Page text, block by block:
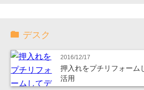
デスク
2016/12/17
押入れをプチリフォーム
活用